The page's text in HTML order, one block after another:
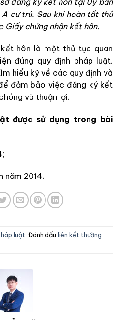
đăng ký kết hôn tại Ủy ban
cư trú. Sau khi hoàn tất thủ
Giấy chứng nhận kết hôn.
hôn là một thủ tục quan
đúng quy định pháp luật.
hiểu kỹ về các quy định và
đảm bảo việc đăng ký kết
và thuận lợi.
được sử dụng trong bài
năm 2014.
luật . Đánh dấu liên kết thường